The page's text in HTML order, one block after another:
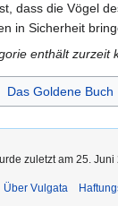
dass die Vögel
in Sicherheit
enthält zurzeit
Das Goldene Buch
zuletzt am 25.
Über Vulgata